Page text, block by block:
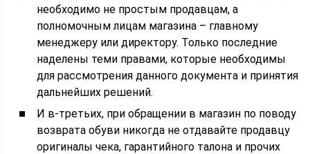
необходимо не простым продавцам, а
полномочным лицам магазина – главному
менеджеру или директору. Только последние
наделены теми правами, которые необходимы
для рассмотрения данного документа и принятия
дальнейших решений.
И в-третьих, при обращении в магазин по поводу
возврата обуви никогда не отдавайте продавцу
оригиналы чека, гарантийного талона и прочих